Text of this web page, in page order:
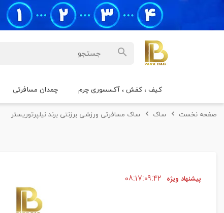
کیف ، کفش ، آکسسوری چرم چمدان مسافرتی
صفحه نخست ساک ساک مسافرتی ورزشی برزنتی برند نیلپرتوریستر
پیشنهاد ویژه ۰۸ ۱۷۰۹۴۱